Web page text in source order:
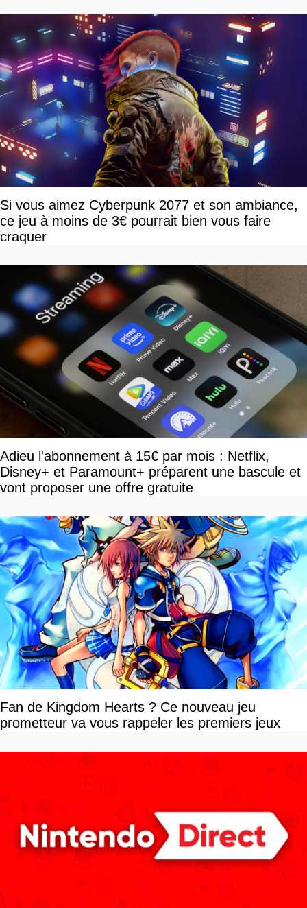
Si vous aimez Cyberpunk 2077 et son ambiance,
ce jeu à moins de 3€ pourrait bien vous faire
craquer
Adieu l'abonnement à 15€ par mois : Netflix,
Disney+ et Paramount+ préparent une bascule et
vont proposer une offre gratuite
Fan de Kingdom Hearts ? Ce nouveau jeu
prometteur va vous rappeler les premiers jeux